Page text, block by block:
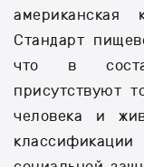
американская
Стандарт
что в
присутствуют
человека и